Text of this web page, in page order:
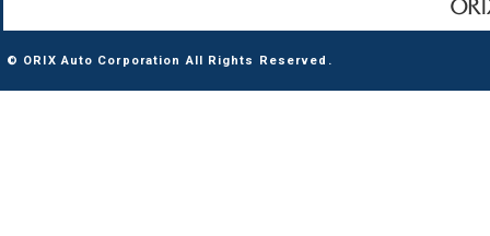
© ORIX Auto Corporation All Rights Reserved.